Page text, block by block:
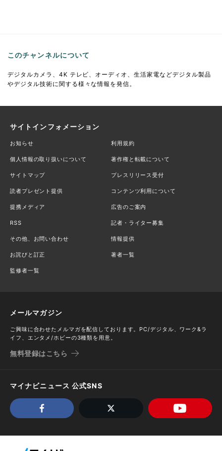
このチャンネルについて
デジタルカメラ、4K テレビ、オーディオ、生活家電などデジタル製品
やデジタル技術に関する様々な情報を発信。
サイトインフォメーション
お知らせ 利用規約
個人情報の取り扱いについて 著作権と転載について
サイトマップ プレスリリース受付
読者プレゼント提供 コンテンツ利用について
提携メディア 広告のご案内
RSS 記者・ライター募集
その他、お問い合わせ 情報提供
お詫びと訂正 著者一覧
監修者一覧
メールマガジン
ご興味に合わせたメルマガを配信しております。PC/デジタル、ワーク&ラ
イフ、エンタメ/ホビーの3種類を用意。
無料登録はこちら
マイナビニュース 公式SNS